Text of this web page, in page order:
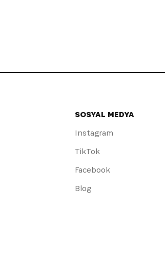
SOSYAL MEDYA
Instagram
TikTok
Facebook
Blog